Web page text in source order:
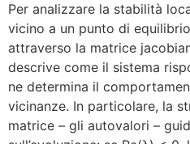
Per analizzare la stabilità
vicino a un punto di
attraverso la matrice
descrive come il sistema
ne determina il
vicinanze. In particolare, la
matrice – gli autovalori –